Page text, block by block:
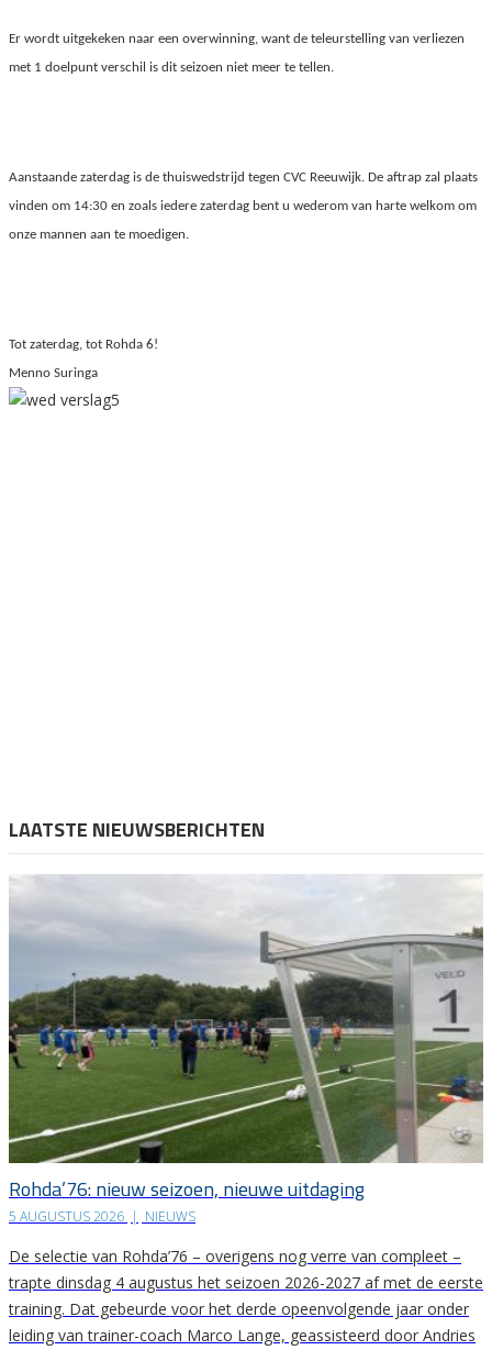
Er wordt uitgekeken naar een overwinning, want de teleurstelling van verliezen
met 1 doelpunt verschil is dit seizoen niet meer te tellen.
Aanstaande zaterdag is de thuiswedstrijd tegen CVC Reeuwijk. De aftrap zal plaats
vinden om 14:30 en zoals iedere zaterdag bent u wederom van harte welkom om
onze mannen aan te moedigen.
Tot zaterdag, tot Rohda 6!
Menno Suringa
LAATSTE NIEUWSBERICHTEN
Rohda’76: nieuw seizoen, nieuwe uitdaging
5 AUGUSTUS 2026 | NIEUWS
De selectie van Rohda’76 – overigens nog verre van compleet –
trapte dinsdag 4 augustus het seizoen 2026-2027 af met de eerste
training. Dat gebeurde voor het derde opeenvolgende jaar onder
leiding van trainer-coach Marco Lange, geassisteerd door Andries